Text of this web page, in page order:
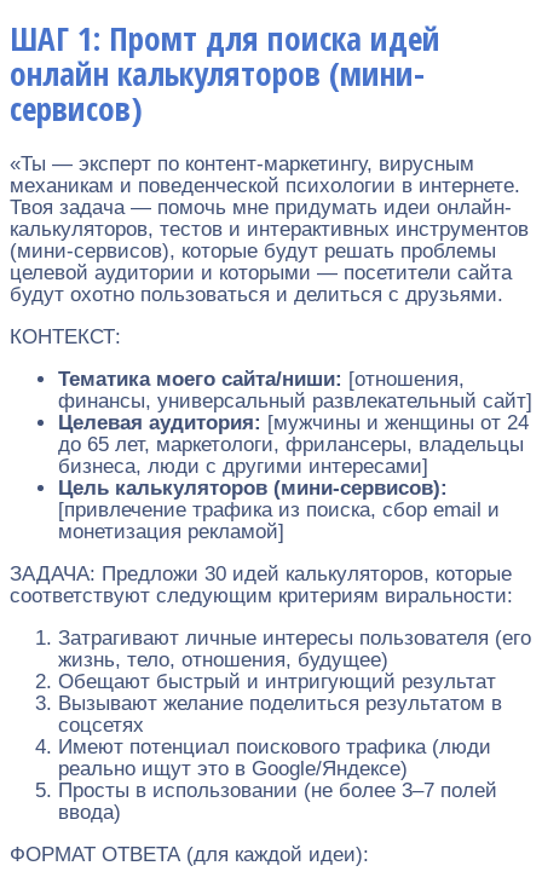
ШАГ 1: Промт для поиска идей
онлайн калькуляторов (мини-
сервисов)
«Ты — эксперт по контент-маркетингу, вирусным
механикам и поведенческой психологии в интернете.
Твоя задача — помочь мне придумать идеи онлайн-
калькуляторов, тестов и интерактивных инструментов
(мини-сервисов), которые будут решать проблемы
целевой аудитории и которыми — посетители сайта
будут охотно пользоваться и делиться с друзьями.
КОНТЕКСТ:
Тематика моего сайта/ниши: [отношения,
финансы, универсальный развлекательный сайт]
Целевая аудитория: [мужчины и женщины от 24
до 65 лет, маркетологи, фрилансеры, владельцы
бизнеса, люди с другими интересами]
Цель калькуляторов (мини-сервисов):
[привлечение трафика из поиска, сбор email и
монетизация рекламой]
ЗАДАЧА: Предложи 30 идей калькуляторов, которые
соответствуют следующим критериям виральности:
Затрагивают личные интересы пользователя (его
жизнь, тело, отношения, будущее)
Обещают быстрый и интригующий результат
Вызывают желание поделиться результатом в
соцсетях
Имеют потенциал поискового трафика (люди
реально ищут это в Google/Яндексе)
Просты в использовании (не более 3–7 полей
ввода)
ФОРМАТ ОТВЕТА (для каждой идеи):